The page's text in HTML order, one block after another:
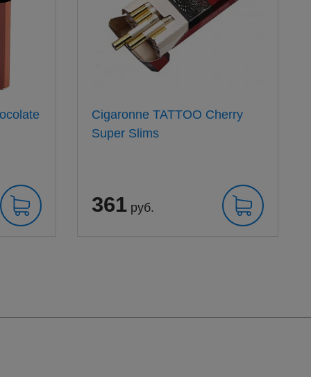
Cigaronne TATTOO Cherry
Super Slims
361 руб.